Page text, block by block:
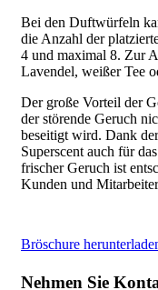
Bei den Duftwürfeln
die Anzahl der
4 und maximal 8. Zur
Lavendel, weißer Tee
Der große Vorteil der
der störende Geruch
beseitigt wird. Dank
Superscent auch für
frischer Geruch ist
Kunden und
Bröschure
Nehmen Sie